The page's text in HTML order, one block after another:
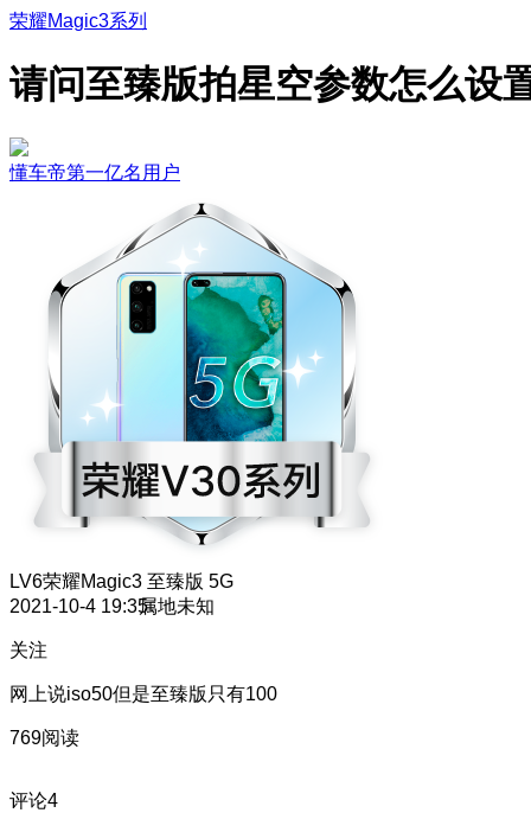
荣耀Magic3系列
请问至臻版拍星空参数怎么设
懂车帝第一亿名用户
LV6荣耀Magic3 至臻版 5G
2021-10-4 19:35属地未知
关注
网上说iso50但是至臻版只有100
769阅读
评论4